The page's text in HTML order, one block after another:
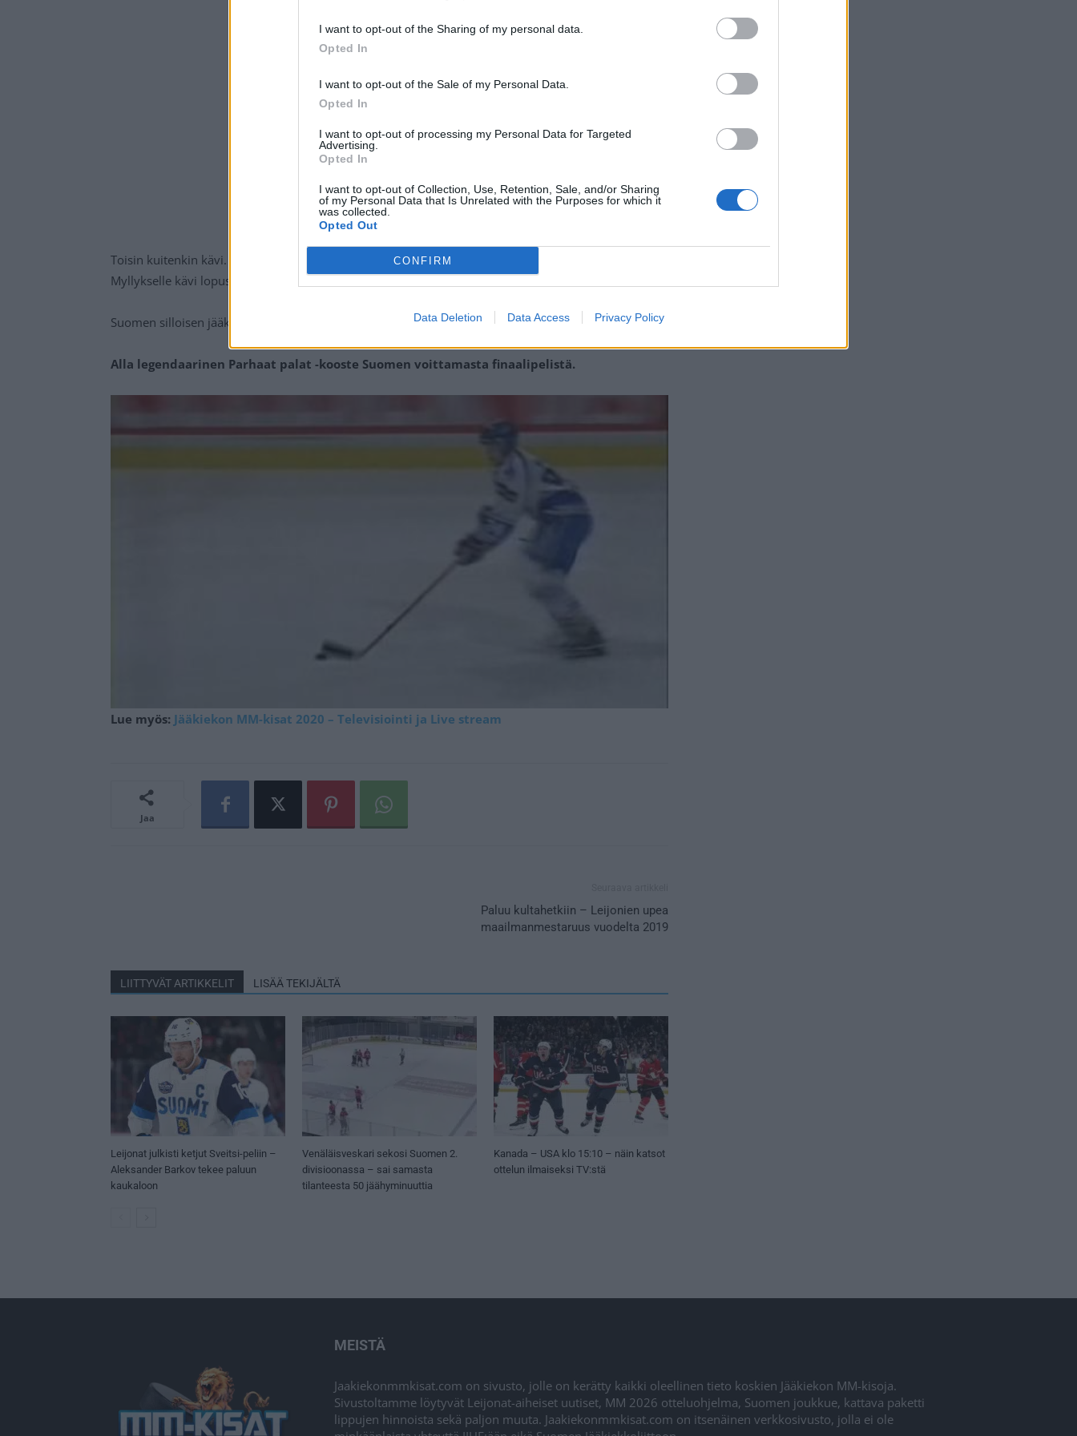
I want to opt-out of the Sharing of my personal data.
Opted In
I want to opt-out of the Sale of my Personal Data.
Opted In
I want to opt-out of processing my Personal Data for Targeted
Advertising.
Opted In
I want to opt-out of Collection, Use, Retention, Sale, and/or Sharing
of my Personal Data that Is Unrelated with the Purposes for which it
was collected.
Opted Out
CONFIRM
Data Deletion Data Access Privacy Policy
Toisin kuitenkin kävi.
painaa hattutempun ja Timo Jutila viimeisteli lukemat jo 4-0.
Myllykselle kävi lopussa pieni lipsahdus, mutta se oli ”Tre Kronorille” varsin laiha lohtu.
Suomen silloisen jääkiekkomaajoukkueen kokoonpanot pääset näkemääntäältä.
Alla legendaarinen Parhaat palat -kooste Suomen voittamasta finaalipelistä.
Lue myös: Jääkiekon MM-kisat 2020 – Televisiointi ja Live stream
Jaa
Paluu kultahetkiin – Leijonien upea
maailmanmestaruus vuodelta 2019
LIITTYVÄT ARTIKKELIT LISÄÄ TEKIJÄLTÄ
Leijonat julkisti ketjut Sveitsi-peliin –
Aleksander Barkov tekee paluun
kaukaloon
Venäläisveskari sekosi Suomen 2.
divisioonassa – sai samasta
tilanteesta 50 jäähyminuuttia
Kanada – USA klo 15:10 – näin katsot
ottelun ilmaiseksi TV:stä
MEISTÄ
Jaakiekonmmkisat.com on sivusto, jolle on kerätty kaikki oleellinen tieto koskien Jääkiekon MM-kisoja.
Sivustoltamme löytyvät Leijonat-aiheiset uutiset, MM 2026 otteluohjelma, Suomen joukkue, kattava paketti
lippujen hinnoista sekä paljon muuta. Jaakiekonmmkisat.com on itsenäinen verkkosivusto, jolla ei ole